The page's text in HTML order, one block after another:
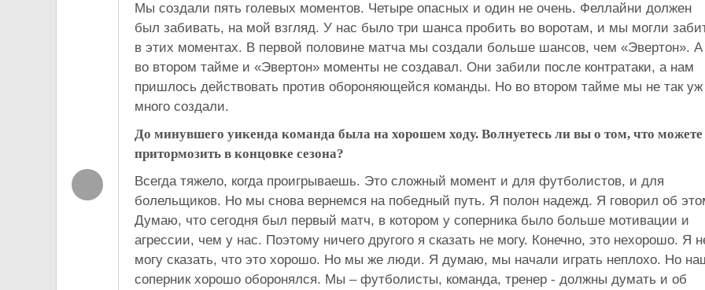
Мы создали пять голевых моментов. Четыре опасных и один не очень. Феллайни должен
был забивать, на мой взгляд. У нас было три шанса пробить во воротам, и мы могли
в этих моментах. В первой половине матча мы создали больше шансов, чем «Эвертон». А
во втором тайме и «Эвертон» моменты не создавал. Они забили после контратаки, а нам
пришлось действовать против обороняющейся команды. Но во втором тайме мы не так уж
много создали.
До минувшего уикенда команда была на хорошем ходу. Волнуетесь ли вы о том, что можете
притормозить в концовке сезона?
Всегда тяжело, когда проигрываешь. Это сложный момент и для футболистов, и для
болельщиков. Но мы снова вернемся на победный путь. Я полон надежд. Я говорил об
Думаю, что сегодня был первый матч, в котором у соперника было больше мотивации и
агрессии, чем у нас. Поэтому ничего другого я сказать не могу. Конечно, это нехорошо. Я
могу сказать, что это хорошо. Но мы же люди. Я думаю, мы начали играть неплохо. Но
соперник хорошо оборонялся. Мы – футболисты, команда, тренер - должны думать и об